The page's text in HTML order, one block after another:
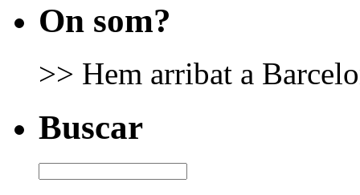
On som?
>> Hem arribat a
Buscar